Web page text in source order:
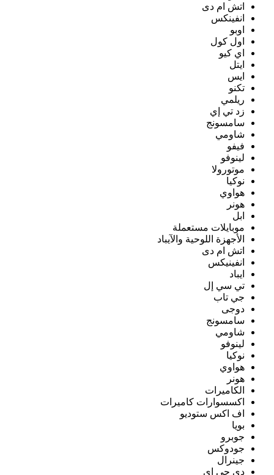
اتش ام دى
انفينكس
اوبو
اول كول
اي كيو
ايتل
ايس
تكنو
ريلمي
زد تي إي
سامسونج
شاومي
فيفو
لينوفو
موتورولا
نوكيا
هواوي
هونر
ابل
موبايلات مستعملة
الأجهزة اللوحية والآيباد
اتش ام دى
انفينيكس
ايباد
تي سي إل
جي تاب
دوجى
سامسونج
شاومي
لينوفو
نوكيا
هواوي
هونر
الكاميرات
اكسسوارات كاميرات
اف اكس ستوديو
بويا
جوبرو
جودوكس
جينرال
دى جي اى